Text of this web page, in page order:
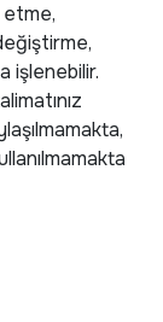
işlenebilir.